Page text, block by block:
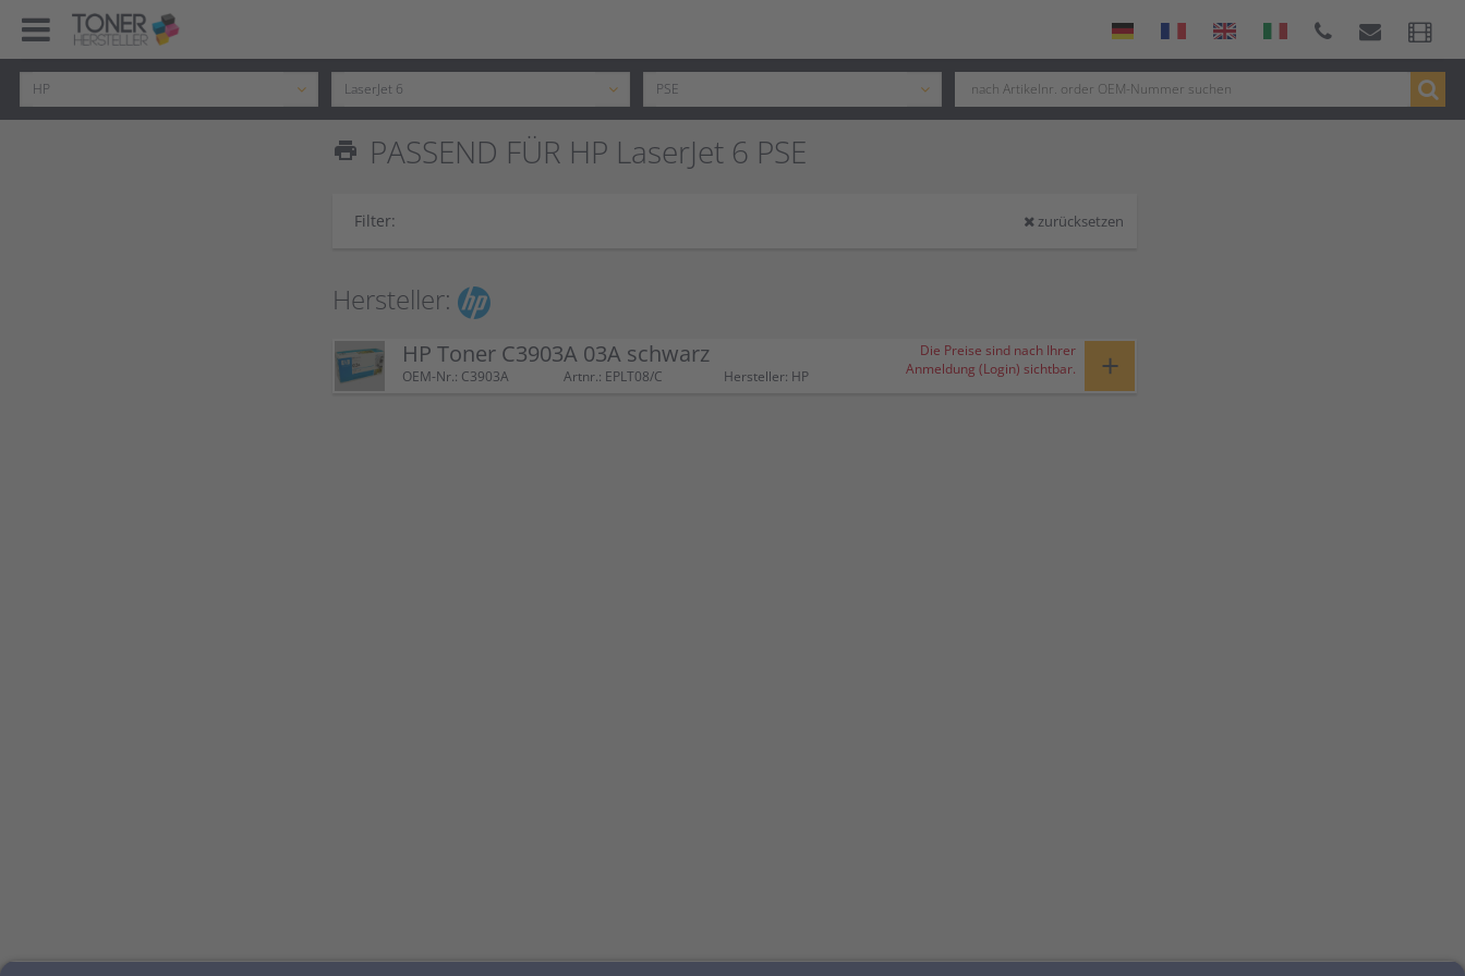
print PASSEND FÜR HP LaserJet 6 PSE
Filter: zurücksetzen
Hersteller:
HP Toner C3903A 03A schwarz
OEM-Nr.: C3903A Artnr.: EPLT08/C Hersteller: HP
Die Preise sind nach Ihrer
Anmeldung (Login) sichtbar.
+